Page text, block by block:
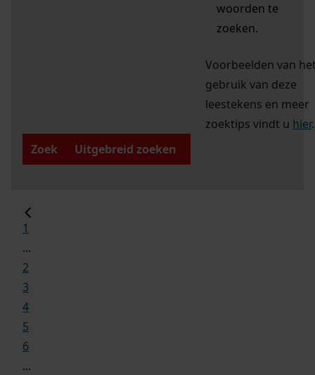
woorden te
zoeken.
Voorbeelden van
gebruik van deze
leestekens en meer
zoektips vindt u hier.
Zoek
Uitgebreid zoeken
1
...
2
3
4
5
6
...